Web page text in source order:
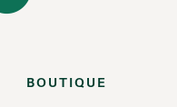
BOUTIQUE